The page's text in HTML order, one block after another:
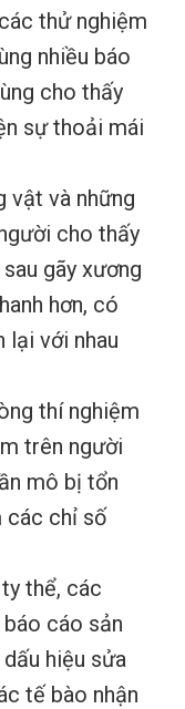
thử nghiệm
nhiều báo
cho thấy
sự thoải mái
vật và những
cho thấy
gãy xương
hơn, có
lại với nhau
thí nghiệm
trên người
mô bị tổn
các chỉ số
thể, các
cáo sản
hiệu sửa
tế bào nhận